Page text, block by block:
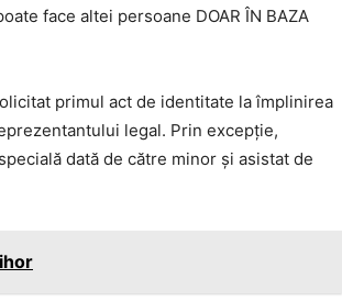
face altei persoane DOAR ÎN BAZA
primul act de identitate la împlinirea
legal. Prin excepție,
dată de către minor și asistat de